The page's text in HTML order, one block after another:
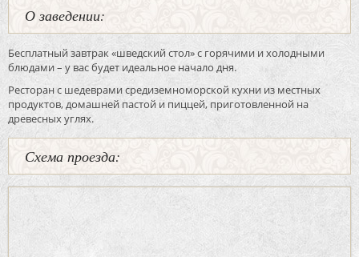
О заведении:
Бесплатный завтрак «шведский стол» с горячими и холодными
блюдами – у вас будет идеальное начало дня.
Ресторан с шедеврами средиземноморской кухни из местных
продуктов, домашней пастой и пиццей, приготовленной на
древесных углях.
Схема проезда: